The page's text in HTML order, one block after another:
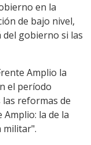
en la
de bajo nivel,
gobierno si las
Amplio la
el período
reformas de
la de la
militar".